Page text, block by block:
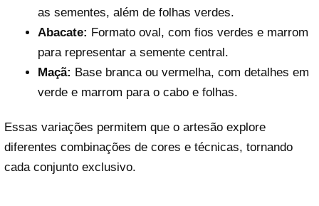
as sementes, além de folhas verdes.
Abacate: Formato oval, com fios verdes e marrom
para representar a semente central.
Maçã: Base branca ou vermelha, com detalhes em
verde e marrom para o cabo e folhas.
Essas variações permitem que o artesão explore
diferentes combinações de cores e técnicas, tornando
cada conjunto exclusivo.